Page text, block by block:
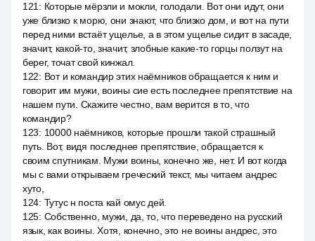
121 : Которые мёрзли и мокли, голодали. Вот они идут, они
уже близко к морю, они знают, что близко дом, и вот на пути
перед ними встаёт ущелье, а в этом ущелье сидит в засаде,
значит, какой-то, значит, злобные какие-то горцы ползут на
берег, точат свой кинжал.
122: Вот и командир этих наёмников обращается к ним и
говорит им мужи, воины сие есть последнее препятствие на
нашем пути. Скажите честно, вам верится в то, что
командир?
123: 10000 наёмников, которые прошли такой страшный
путь. Вот, видя последнее препятствие, обращается к
своим спутникам. Мужи воины, конечно же, нет. И вот когда
мы с вами открываем греческий текст, мы читаем андрес
хуто,
124: Тутус н поста кай омус дей.
125: Собственно, мужи, да, то, что переведено на русский
язык, как воины. Хотя, конечно, это не воины андрес, это